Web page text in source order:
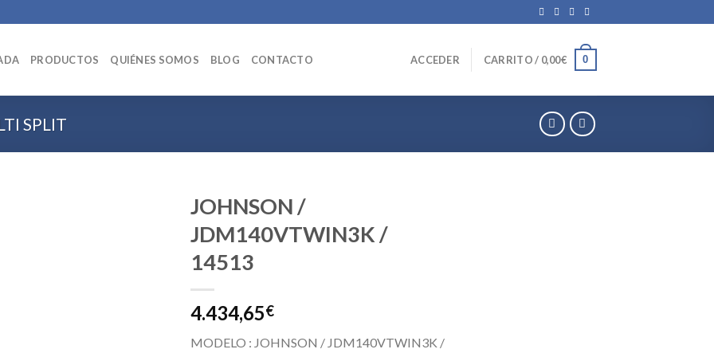
PRODUCTOS QUIÉNES SOMOS BLOG CONTACTO ACCEDER CARRITO / 0,00€ 0
SPLIT
JOHNSON /
JDM140VTWIN3K /
14513
4.434,65€
MODELO : JOHNSON / JDM140VTWIN3K /